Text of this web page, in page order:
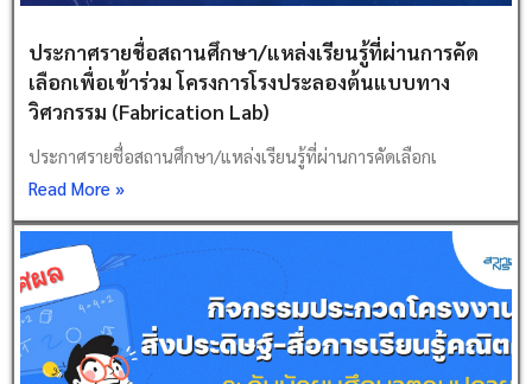
ประกาศรายชื่อสถานศึกษา/แหล่งเรียนรู้ที่ผ่านการคัด
เลือกเพื่อเข้าร่วม โครงการโรงประลองต้นแบบทาง
วิศวกรรม (Fabrication Lab)
ประกาศรายชื่อสถานศึกษา/แหล่งเรียนรู้ที่ผ่านการคัดเลือกเ
Read More »